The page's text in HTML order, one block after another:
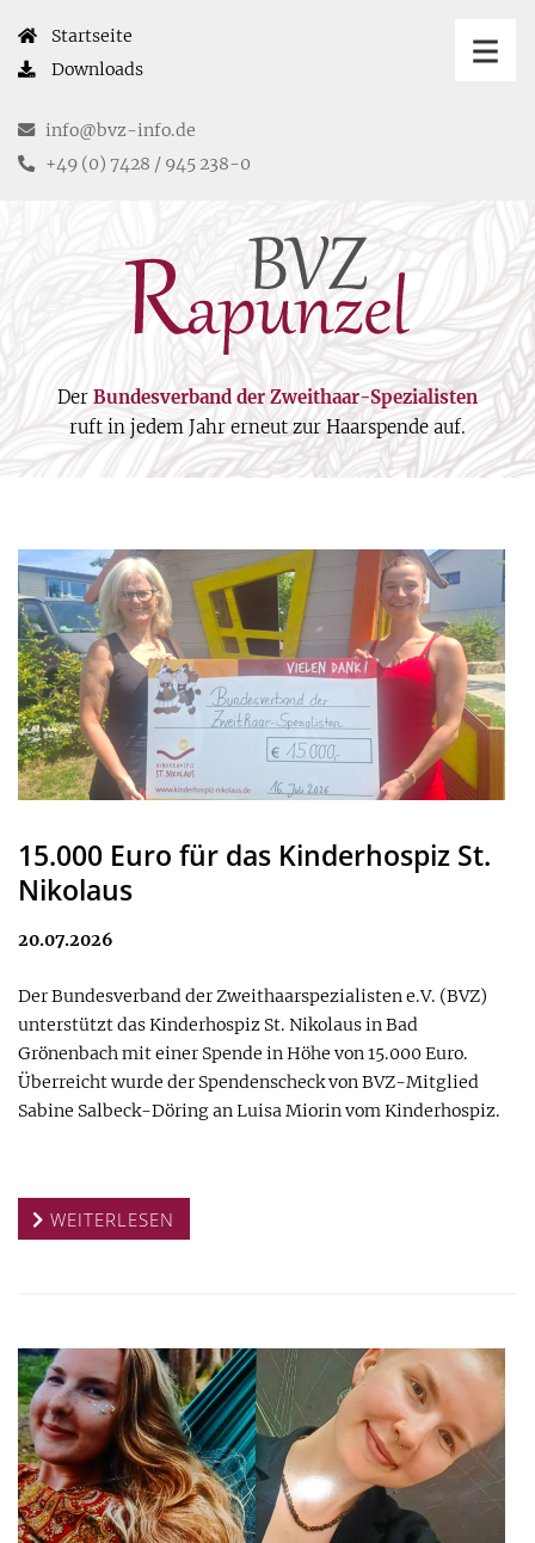
Startseite
Downloads
info@bvz-info.de
+49 (0) 7428 / 945 238-0
Der Bundesverband der Zweithaar-Spezialisten
ruft in jedem Jahr erneut zur Haarspende auf.
15.000 Euro für das Kinderhospiz St.
Nikolaus
20.07.2026
Der Bundesverband der Zweithaarspezialisten e.V. (BVZ)
unterstützt das Kinderhospiz St. Nikolaus in Bad
Grönenbach mit einer Spende in Höhe von 15.000 Euro.
Überreicht wurde der Spendenscheck von BVZ-Mitglied
Sabine Salbeck-Döring an Luisa Miorin vom Kinderhospiz.
WEITERLESEN